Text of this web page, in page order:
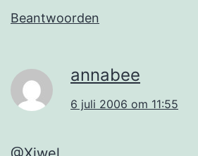
Beantwoorden
annabee
6 juli 2006 om 11:55